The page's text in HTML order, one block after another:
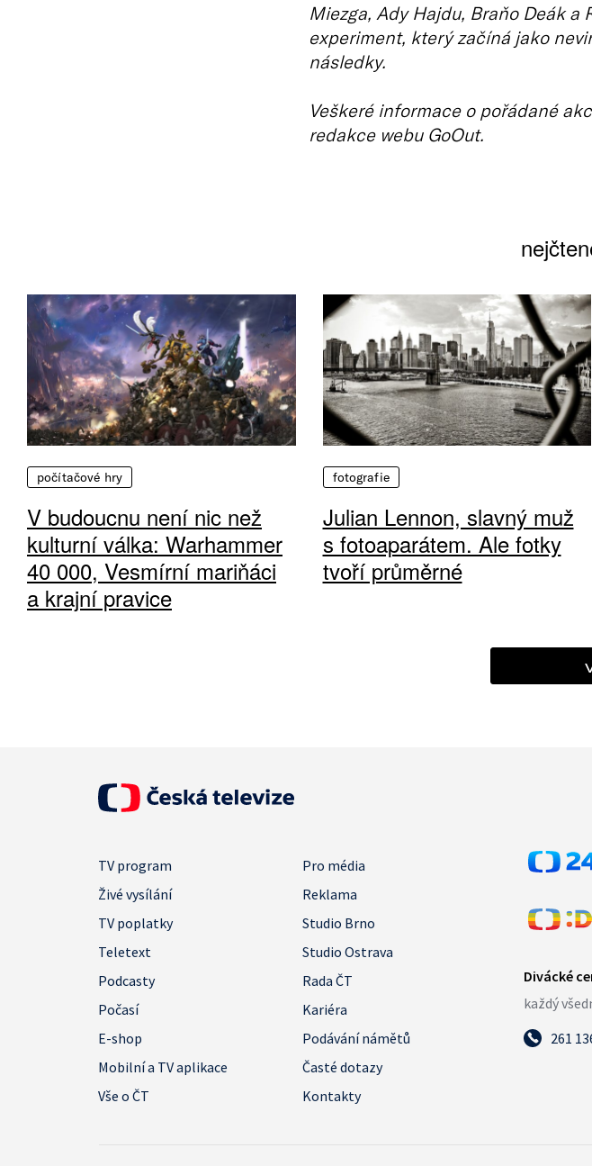
Miezga, Ady Hajdu, Braňo Deák a
experiment, který začíná jako
následky.
Veškeré informace o pořádané
redakce webu GoOut.
počítačové hry
V budoucnu není nic než
kulturní válka: Warhammer
40 000, Vesmírní mariňáci
a krajní pravice
fotografie
Julian Lennon, slavný muž
s fotoaparátem. Ale fotky
tvoří průměrné
TV program
Pro média
Živé vysílání
Reklama
TV poplatky
Studio Brno
Teletext
Studio Ostrava
Podcasty
Rada ČT
Počasí
Kariéra
E-shop
Podávání námětů
Mobilní a TV aplikace
Časté dotazy
Vše o ČT
Kontakty
261